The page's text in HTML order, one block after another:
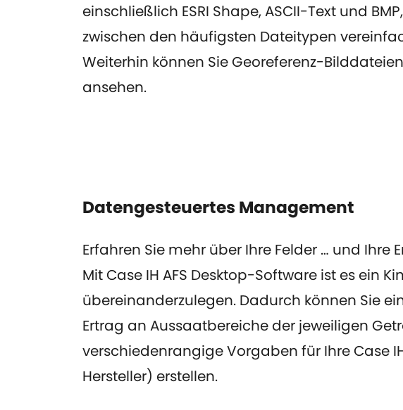
einschließlich ESRI Shape, ASCII-Text und
zwischen den häufigsten Dateitypen
Weiterhin können Sie Georeferenz-
ansehen.
Datengesteuertes Management
Erfahren Sie mehr über Ihre Felder … und Ihre
Mit Case IH AFS Desktop-Software ist es ein
übereinanderzulegen. Dadurch können Sie
Ertrag an Aussaatbereiche der jeweiligen
verschiedenrangige Vorgaben für Ihre Case
Hersteller) erstellen.